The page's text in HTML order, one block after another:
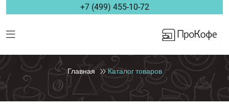
+7 (499) 455-10-72
Главная Каталог товаров